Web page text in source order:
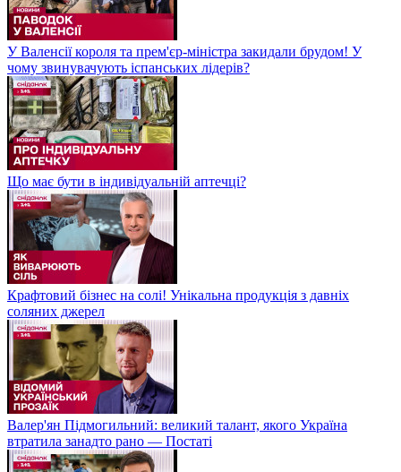
У Валенсії короля та прем'єр-міністра закидали брудом! У
чому звинувачують іспанських лідерів?
Що має бути в індивідуальній аптечці?
Крафтовий бізнес на солі! Унікальна продукція з давніх
соляних джерел
Валер'ян Підмогильний: великий талант, якого Україна
втратила занадто рано — Постаті